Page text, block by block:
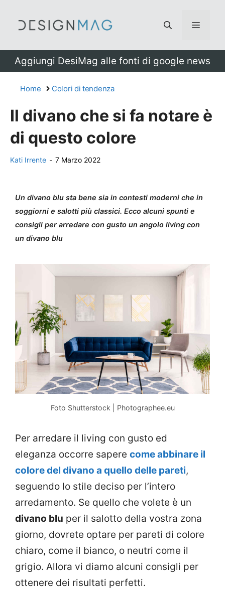
Menu
Aggiungi DesiMag alle fonti di google news
Home Colori di tendenza
Il divano che si fa notare è
di questo colore
Kati Irrente - 7 Marzo 2022
Un divano blu sta bene sia in contesti moderni che in
soggiorni e salotti più classici. Ecco alcuni spunti e
consigli per arredare con gusto un angolo living con
un divano blu
Foto Shutterstock | Photographee.eu
Per arredare il living con gusto ed
eleganza occorre sapere come abbinare il
colore del divano a quello delle pareti,
seguendo lo stile deciso per l’intero
arredamento. Se quello che volete è un
divano blu per il salotto della vostra zona
giorno, dovrete optare per pareti di colore
chiaro, come il bianco, o neutri come il
grigio. Allora vi diamo alcuni consigli per
ottenere dei risultati perfetti.